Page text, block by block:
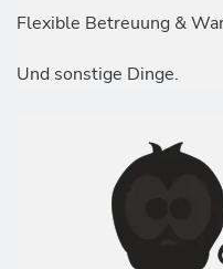
Flexible Betreuung &
Und sonstige Dinge.